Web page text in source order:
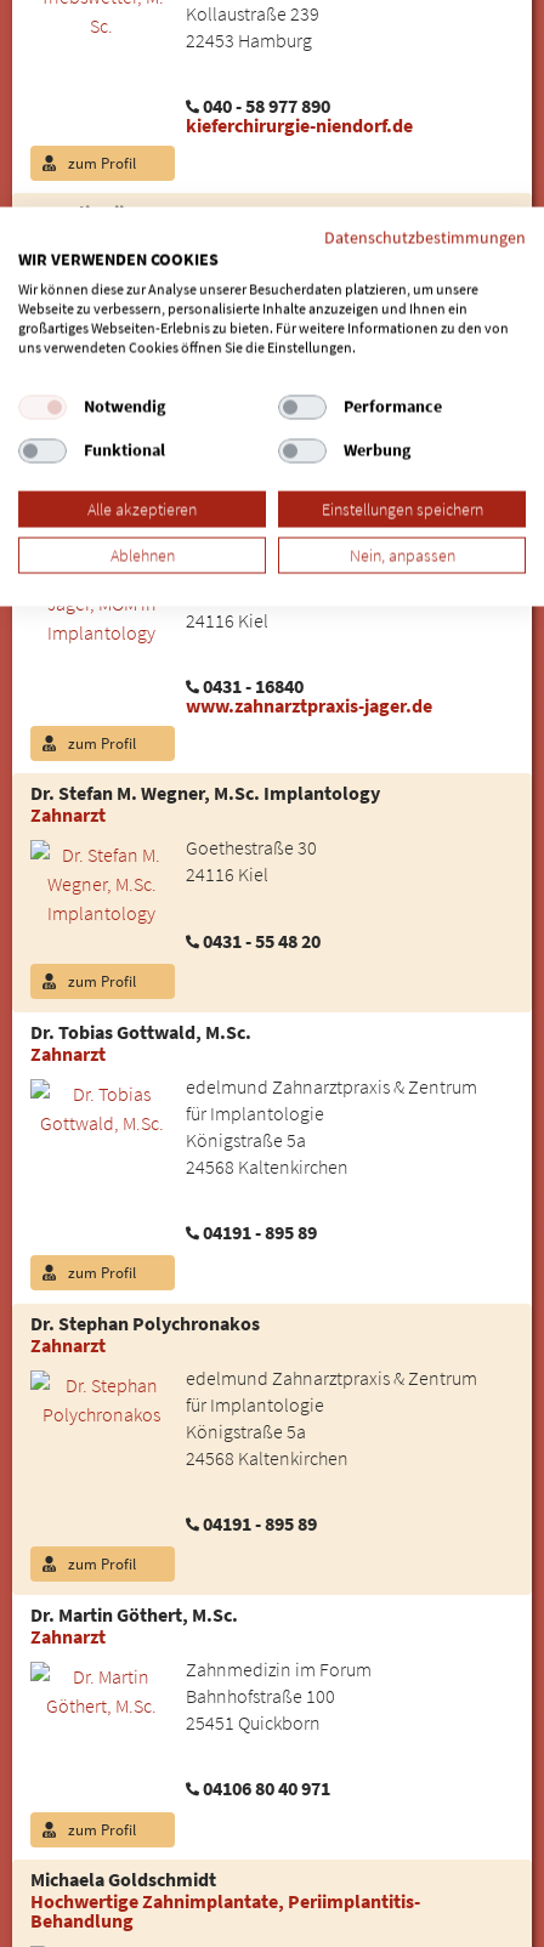
Kollaustraße 239
22453 Hamburg
040 - 58 977 890
kieferchirurgie-niendorf.de
zum Profil
Dr. Julie Tjin
Implantologie, Chirurgie Funktionsdiagnostik
Zahnarztpraxis Dr. Tjin
Godeffroystraße 48
22587 Hamburg
www.zahnarztpraxis-dr-tjin.de
zum Profil
Dr. Hans-Dieter Jager, MOM in Implantology
3D-Röntgen, hochwertige Zahnimplantate,
Knochenaufbau
Zahnarztpraxis Dr. Jager
24116 Kiel
0431 - 16840
www.zahnarztpraxis-jager.de
zum Profil
Dr. Stefan M. Wegner, M.Sc. Implantology
Zahnarzt
Goethestraße 30
24116 Kiel
0431 - 55 48 20
zum Profil
Dr. Tobias Gottwald, M.Sc.
Zahnarzt
edelmund Zahnarztpraxis & Zentrum
für Implantologie
Königstraße 5a
24568 Kaltenkirchen
04191 - 895 89
zum Profil
Dr. Stephan Polychronakos
Zahnarzt
edelmund Zahnarztpraxis & Zentrum
für Implantologie
Königstraße 5a
24568 Kaltenkirchen
04191 - 895 89
zum Profil
Dr. Martin Göthert, M.Sc.
Zahnarzt
Zahnmedizin im Forum
Bahnhofstraße 100
25451 Quickborn
04106 80 40 971
zum Profil
Michaela Goldschmidt
Hochwertige Zahnimplantate, Periimplantitis-
Behandlung
Datenschutzbestimmungen
WIR VERWENDEN COOKIES
Wir können diese zur Analyse unserer Besucherdaten platzieren, um unsere
Webseite zu verbessern, personalisierte Inhalte anzuzeigen und Ihnen ein
großartiges Webseiten-Erlebnis zu bieten. Für weitere Informationen zu den von
uns verwendeten Cookies öffnen Sie die Einstellungen.
Notwendig
Performance
Funktional
Werbung
Alle akzeptieren Einstellungen speichern
Ablehnen Nein, anpassen